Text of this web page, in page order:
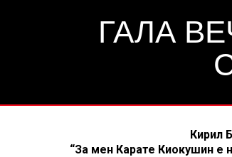
ГАЛА
Кирил
“За мен Карате Киокушин е